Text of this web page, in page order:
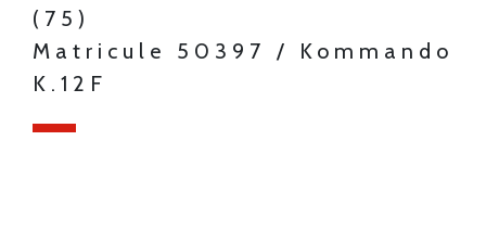
(75)
Matricule 50397 / Kommando
K.12F